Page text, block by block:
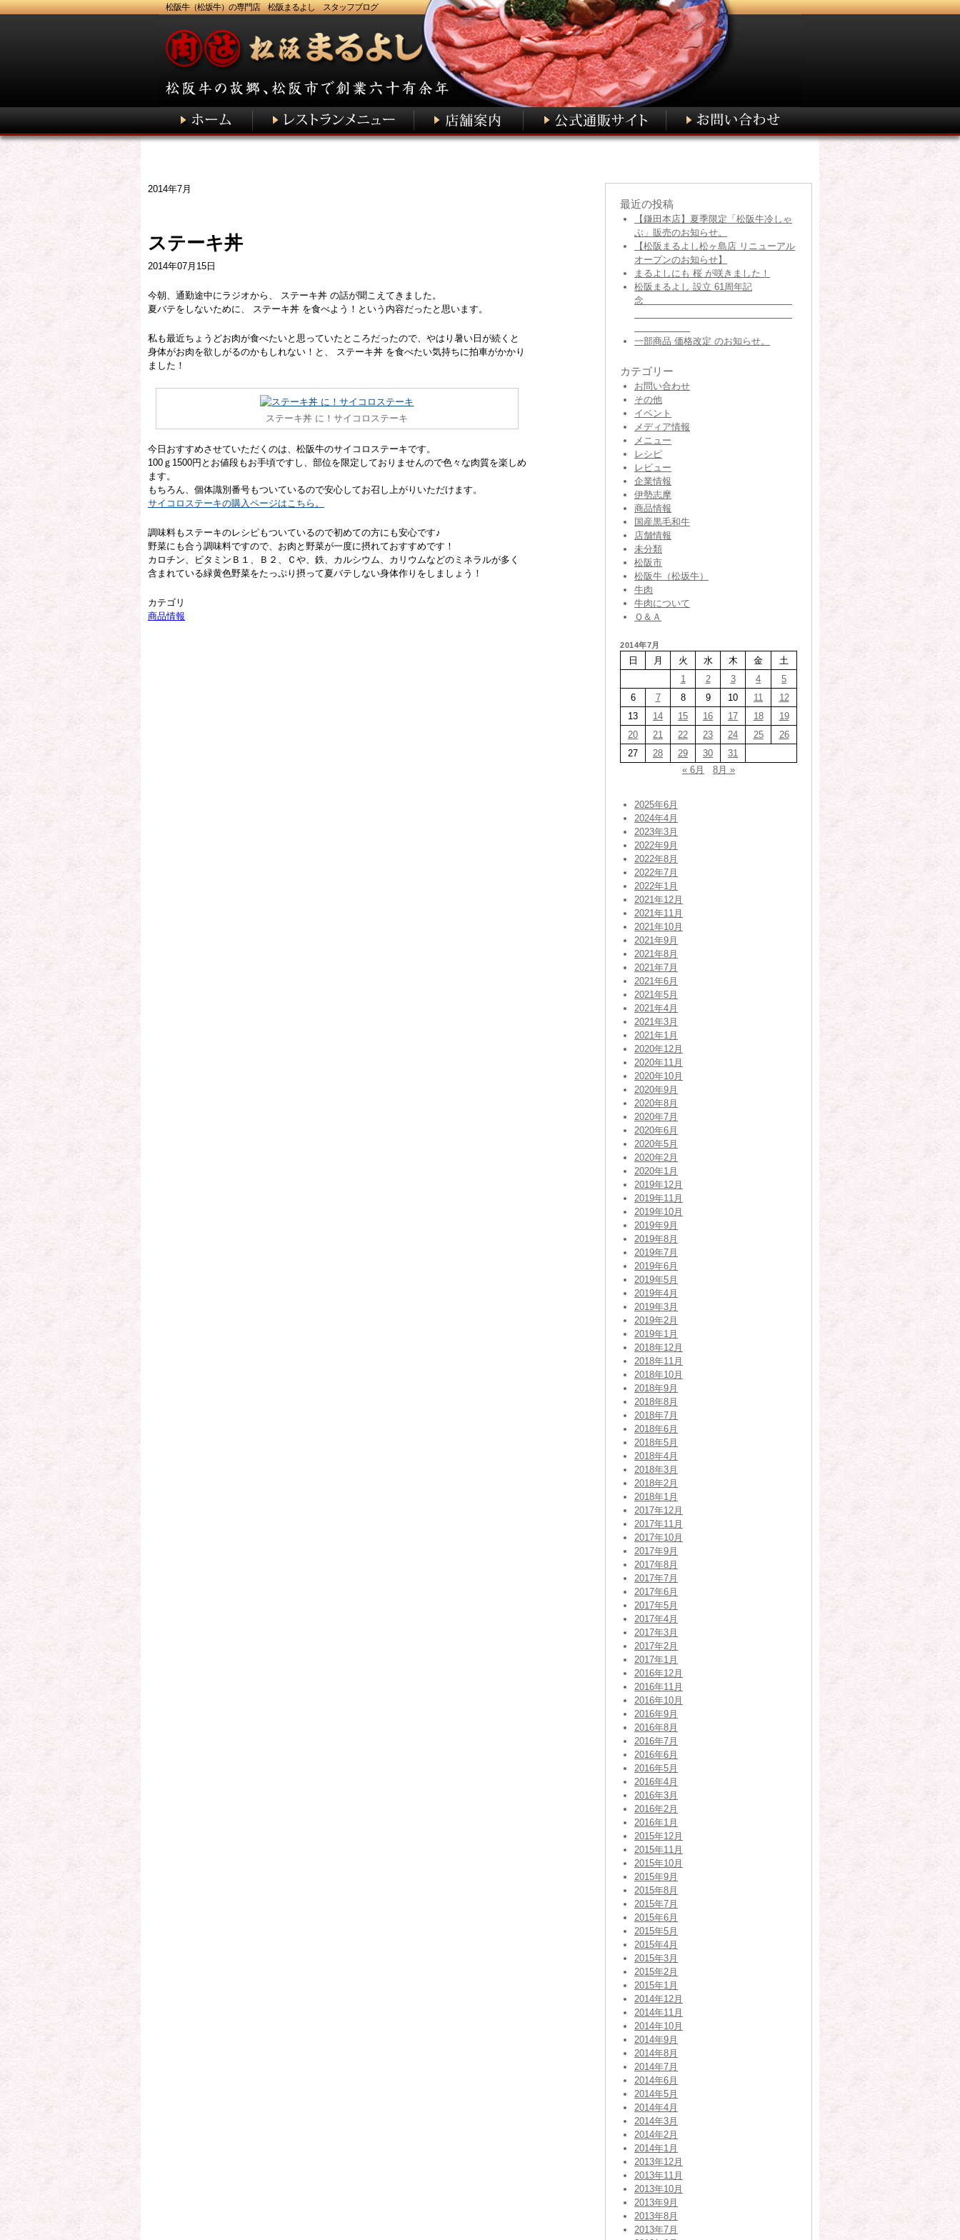
松阪牛（松坂牛）の専門店 松阪まるよし スタッフブログ
2014年7月
ステーキ丼
2014年07月15日
今朝、通勤途中にラジオから、 ステーキ丼 の話が聞こえてきました。
夏バテをしないために、 ステーキ丼 を食べよう！という内容だったと思います。
私も最近ちょうどお肉が食べたいと思っていたところだったので、やはり暑い日が続くと
身体がお肉を欲しがるのかもしれない！と、 ステーキ丼 を食べたい気持ちに拍車がかかり
ました！
ステーキ丼 に！サイコロステーキ
今日おすすめさせていただくのは、松阪牛のサイコロステーキです。
100ｇ1500円とお値段もお手頃ですし、部位を限定しておりませんので色々な肉質を楽しめ
ます。
もちろん、個体識別番号もついているので安心してお召し上がりいただけます。
サイコロステーキの購入ページはこちら。
調味料もステーキのレシピもついているので初めての方にも安心です♪
野菜にも合う調味料ですので、お肉と野菜が一度に摂れておすすめです！
カロチン、ビタミンＢ１、Ｂ２、Ｃや、鉄、カルシウム、カリウムなどのミネラルが多く
含まれている緑黄色野菜をたっぷり摂って夏バテしない身体作りをしましょう！
カテゴリ
商品情報
最近の投稿
【鎌田本店】夏季限定「松阪牛冷しゃ
ぶ」販売のお知らせ。
【松阪まるよし松ヶ島店 リニューアル
オープンのお知らせ】
まるよしにも 桜 が咲きました！
松阪まるよし 設立 61周年記
念
一部商品 価格改定 のお知らせ。
カテゴリー
お問い合わせ
その他
イベント
メディア情報
メニュー
レシピ
レビュー
企業情報
伊勢志摩
商品情報
国産黒毛和牛
店舗情報
未分類
松阪市
松阪牛（松坂牛）
牛肉
牛肉について
Ｑ＆Ａ
2014年7月
日 月 火 水 木 金
土
1
2 3 4
5
6
7 8 9 10 11
12
13
14 15 16 17 18
19
20
21 22 23 24 25
26
27
28 29 30
31
« 6月
8月 »
2025年6月
2024年4月
2023年3月
2022年9月
2022年8月
2022年7月
2022年1月
2021年12月
2021年11月
2021年10月
2021年9月
2021年8月
2021年7月
2021年6月
2021年5月
2021年4月
2021年3月
2021年1月
2020年12月
2020年11月
2020年10月
2020年9月
2020年8月
2020年7月
2020年6月
2020年5月
2020年2月
2020年1月
2019年12月
2019年11月
2019年10月
2019年9月
2019年8月
2019年7月
2019年6月
2019年5月
2019年4月
2019年3月
2019年2月
2019年1月
2018年12月
2018年11月
2018年10月
2018年9月
2018年8月
2018年7月
2018年6月
2018年5月
2018年4月
2018年3月
2018年2月
2018年1月
2017年12月
2017年11月
2017年10月
2017年9月
2017年8月
2017年7月
2017年6月
2017年5月
2017年4月
2017年3月
2017年2月
2017年1月
2016年12月
2016年11月
2016年10月
2016年9月
2016年8月
2016年7月
2016年6月
2016年5月
2016年4月
2016年3月
2016年2月
2016年1月
2015年12月
2015年11月
2015年10月
2015年9月
2015年8月
2015年7月
2015年6月
2015年5月
2015年4月
2015年3月
2015年2月
2015年1月
2014年12月
2014年11月
2014年10月
2014年9月
2014年8月
2014年7月
2014年6月
2014年5月
2014年4月
2014年3月
2014年2月
2014年1月
2013年12月
2013年11月
2013年10月
2013年9月
2013年8月
2013年7月